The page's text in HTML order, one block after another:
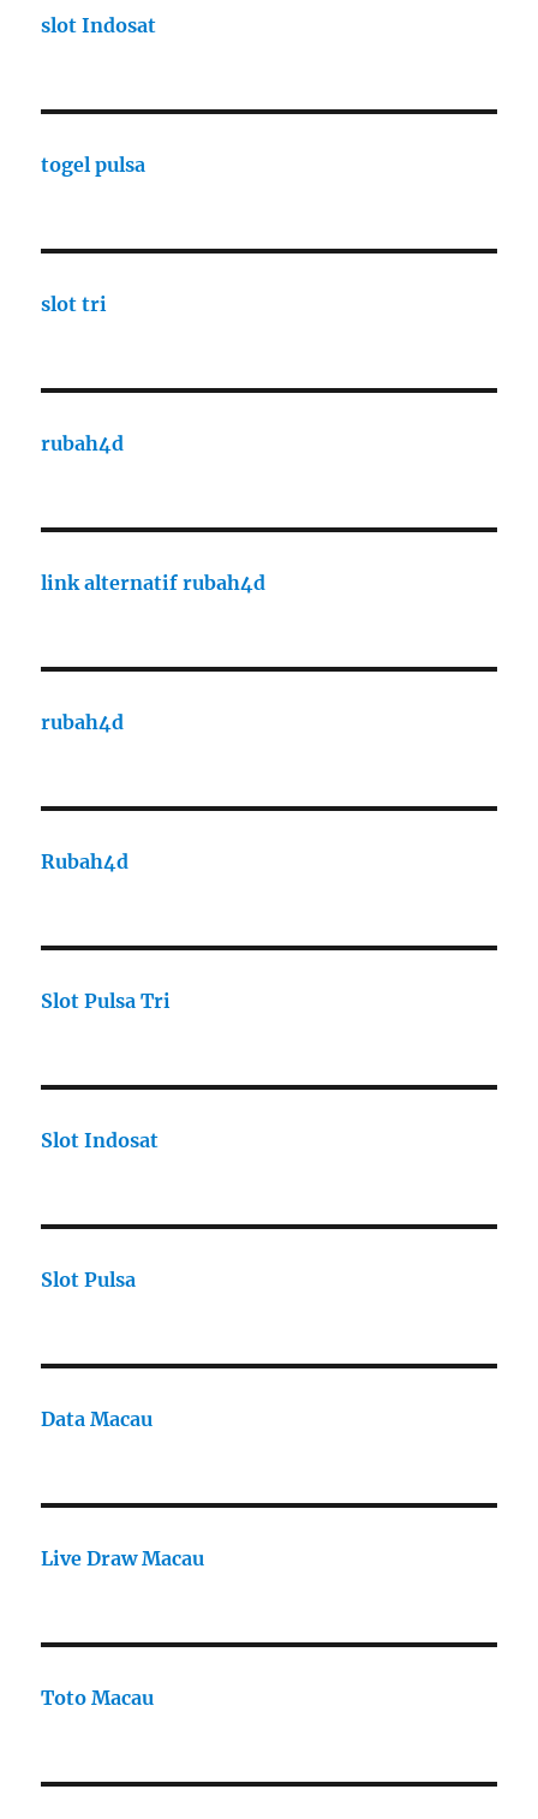
slot Indosat
togel pulsa
slot tri
rubah4d
link alternatif rubah4d
rubah4d
Rubah4d
Slot Pulsa Tri
Slot Indosat
Slot Pulsa
Data Macau
Live Draw Macau
Toto Macau